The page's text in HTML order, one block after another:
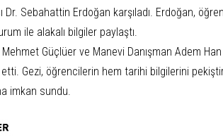
Dr. Sebahattin Erdoğan karşıladı. Erdoğan,
ile alakalı bilgiler paylaştı.
Güçlüer ve Manevi Danışman Adem
Gezi, öğrencilerin hem tarihi bilgilerini
imkan sundu.